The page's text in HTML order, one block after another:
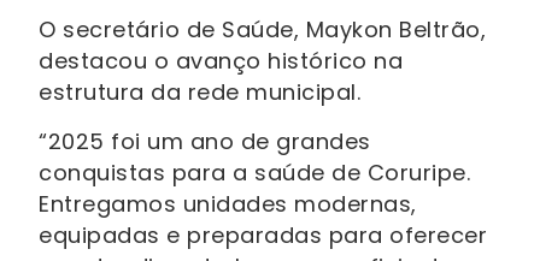
O secretário de Saúde, Maykon Beltrão,
destacou o avanço histórico na
estrutura da rede municipal.
“2025 foi um ano de grandes
conquistas para a saúde de Coruripe.
Entregamos unidades modernas,
equipadas e preparadas para oferecer